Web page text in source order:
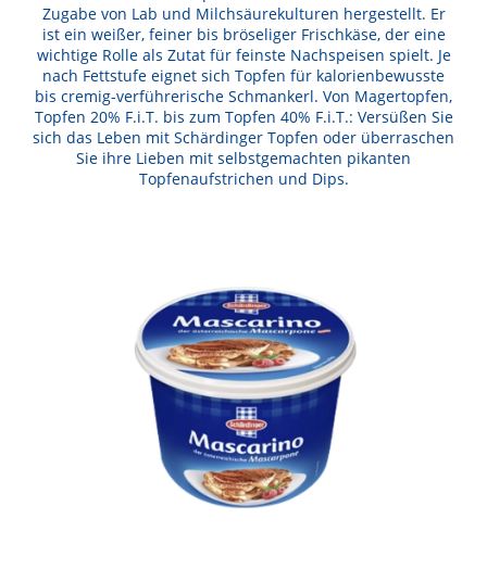
Zugabe von Lab und Milchsäurekulturen hergestellt. Er
ist ein weißer, feiner bis bröseliger Frischkäse, der eine
wichtige Rolle als Zutat für feinste Nachspeisen spielt. Je
nach Fettstufe eignet sich Topfen für kalorienbewusste
bis cremig-verführerische Schmankerl. Von Magertopfen,
Topfen 20% F.i.T. bis zum Topfen 40% F.i.T.: Versüßen Sie
sich das Leben mit Schärdinger Topfen oder überraschen
Sie ihre Lieben mit selbstgemachten pikanten
Topfenaufstrichen und Dips.